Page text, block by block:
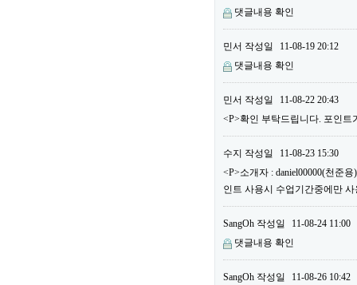
댓글내용 확인
민서 작성일
11-08-19 20:12
댓글내용 확인
민서 작성일
11-08-22 20:43
<P>확인 부탁드립니다. 포인트
수지 작성일
11-08-23 15:30
<P>소개자 : daniel00000(천준
인트 사용시 수업기간중에만
SangOh 작성일
11-08-24 11:00
댓글내용 확인
SangOh 작성일
11-08-26 10:42